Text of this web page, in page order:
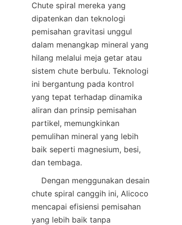
Chute spiral mereka yang
dipatenkan dan teknologi
pemisahan gravitasi unggul
dalam menangkap mineral yang
hilang melalui meja getar atau
sistem chute berbulu. Teknologi
ini bergantung pada kontrol
yang tepat terhadap dinamika
aliran dan prinsip pemisahan
partikel, memungkinkan
pemulihan mineral yang lebih
baik seperti magnesium, besi,
chute spiral canggih ini, Alicoco
mencapai efisiensi pemisahan
yang lebih baik tanpa